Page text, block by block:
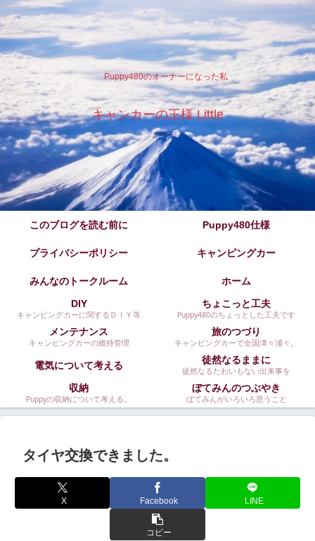
Puppy480のオーナーになった私
キャンカーの王様 Little
このブログを読む前に Puppy480仕様
プライバシーポリシー キャンピングカー
みんなのトークルーム
ホーム
DIY
キャンピングカーに関するＤＩＹ等
ちょこっと工夫
Puppy480のちょっとした工夫です
メンテナンス
キャンピングカーの維持管理
旅のつづり
キャンピングカーで全国津々浦々。
電気について考える 徒然なるままに
徒然なるたわいもない出来事を
収納
Puppyの収納について考える。
ぼてみんのつぶやき
ぼてみんがいろいろ思うこと
タイヤ交換できました。
X Facebook LINE
コピー